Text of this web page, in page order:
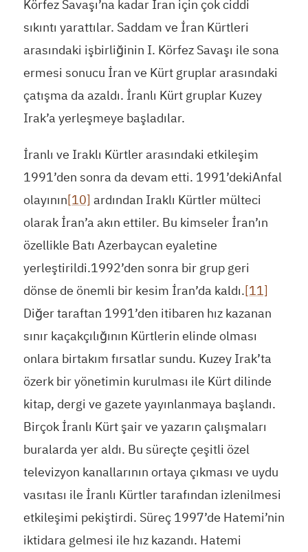
Körfez Savaşı’na kadar İran için çok ciddi
sıkıntı yarattılar. Saddam ve İran Kürtleri
arasındaki işbirliğinin I. Körfez Savaşı ile sona
ermesi sonucu İran ve Kürt gruplar arasındaki
çatışma da azaldı. İranlı Kürt gruplar Kuzey
Irak’a yerleşmeye başladılar.
İranlı ve Iraklı Kürtler arasındaki etkileşim
1991’den sonra da devam etti. 1991’dekiAnfal
olayının[10] ardından Iraklı Kürtler mülteci
olarak İran’a akın ettiler. Bu kimseler İran’ın
özellikle Batı Azerbaycan eyaletine
yerleştirildi.1992’den sonra bir grup geri
dönse de önemli bir kesim İran’da kaldı.[11]
Diğer taraftan 1991’den itibaren hız kazanan
sınır kaçakçılığının Kürtlerin elinde olması
onlara birtakım fırsatlar sundu. Kuzey Irak’ta
özerk bir yönetimin kurulması ile Kürt dilinde
kitap, dergi ve gazete yayınlanmaya başlandı.
Birçok İranlı Kürt şair ve yazarın çalışmaları
buralarda yer aldı. Bu süreçte çeşitli özel
televizyon kanallarının ortaya çıkması ve uydu
vasıtası ile İranlı Kürtler tarafından izlenilmesi
etkileşimi pekiştirdi. Süreç 1997’de Hatemi’nin
iktidara gelmesi ile hız kazandı. Hatemi